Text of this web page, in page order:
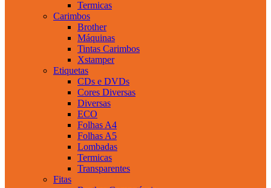
Termicas
Carimbos
Brother
Máquinas
Tintas Carimbos
Xstamper
Etiquetas
CDs e DVDs
Cores Diversas
Diversas
ECO
Folhas A4
Folhas A5
Lombadas
Termicas
Transparentes
Fitas